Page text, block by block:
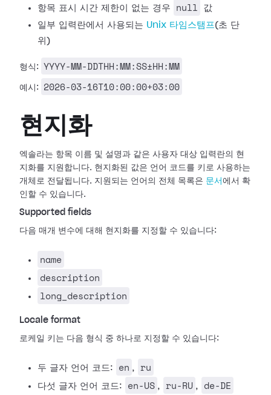
항목 표시 시간 제한이 없는 경우
null
값
일부 입력란에서 사용되는 Unix 타임스탬프(초 단
위)
형식: YYYY-MM-DDTHH:MM:SS±HH:MM
예시: 2026-03-16T10:00:00+03:00
현지화
엑솔라는 항목 이름 및 설명과 같은 사용자 대상 입력란의 현
지화를 지원합니다. 현지화된 값은 언어 코드를 키로 사용하는
개체로 전달됩니다. 지원되는 언어의 전체 목록은 문서 에서 확
인할 수 있습니다.
Supported fields
다음 매개 변수에 대해 현지화를 지정할 수 있습니다:
name
description
long_description
Locale format
로케일 키는 다음 형식 중 하나로 지정할 수 있습니다:
두 글자 언어 코드: en , ru
다섯 글자 언어 코드: en-US , ru-RU , de-DE